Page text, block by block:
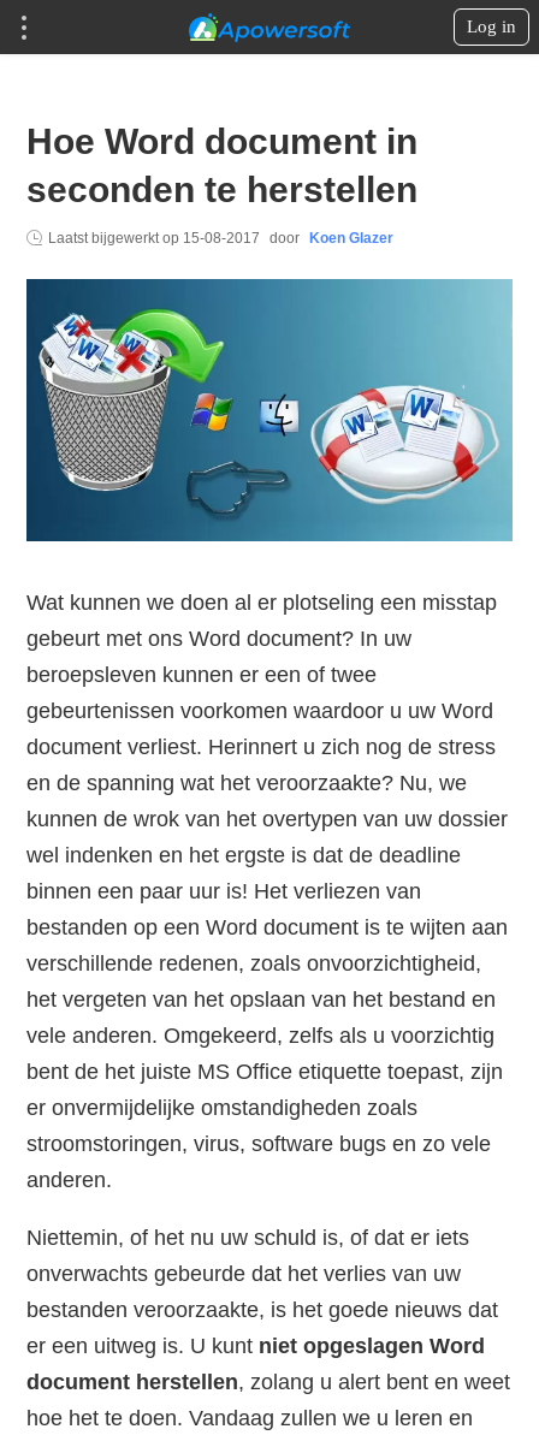
Log in
Hoe Word document in
seconden te herstellen
Laatst bijgewerkt op 15-08-2017 door Koen Glazer
Wat kunnen we doen al er plotseling een misstap
gebeurt met ons Word document? In uw
beroepsleven kunnen er een of twee
gebeurtenissen voorkomen waardoor u uw Word
document verliest. Herinnert u zich nog de stress
en de spanning wat het veroorzaakte? Nu, we
kunnen de wrok van het overtypen van uw dossier
wel indenken en het ergste is dat de deadline
binnen een paar uur is! Het verliezen van
bestanden op een Word document is te wijten aan
verschillende redenen, zoals onvoorzichtigheid,
het vergeten van het opslaan van het bestand en
vele anderen. Omgekeerd, zelfs als u voorzichtig
bent de het juiste MS Office etiquette toepast, zijn
er onvermijdelijke omstandigheden zoals
stroomstoringen, virus, software bugs en zo vele
anderen.
Niettemin, of het nu uw schuld is, of dat er iets
onverwachts gebeurde dat het verlies van uw
bestanden veroorzaakte, is het goede nieuws dat
er een uitweg is. U kunt niet opgeslagen Word
document herstellen, zolang u alert bent en weet
hoe het te doen. Vandaag zullen we u leren en